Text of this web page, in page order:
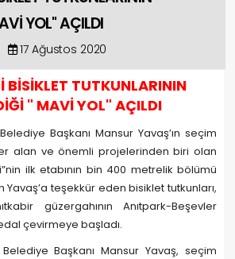
YOL" AÇILDI
17 Ağustos 2020
BİSİKLET TUTKUNLARININ
" MAVİ YOL" AÇILDI
Başkanı Mansur Yavaş’ın seçim
alan ve önemli projelerinden biri olan
ilk etabının bin 400 metrelik bölümü
Yavaş’a teşekkür eden bisiklet tutkunları,
güzergahının Anıtpark-Beşevler
çevirmeye başladı.
Başkanı Mansur Yavaş, seçim